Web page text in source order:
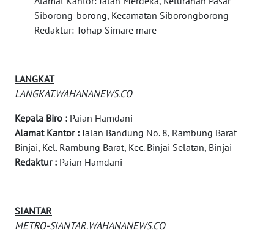
Siborong-borong, Kecamatan Siborongborong
Redaktur: Tohap Simare mare
LANGKAT
LANGKAT.WAHANANEWS.CO
Kepala Biro : Paian Hamdani
Alamat Kantor :Jalan Bandung No. 8, Rambung Barat
Binjai, Kel. Rambung Barat, Kec. Binjai Selatan, Binjai
Redaktur : Paian Hamdani
SIANTAR
METRO-SIANTAR.WAHANANEWS.CO
NATUNA
WN
WN
LIKUPANG
WN